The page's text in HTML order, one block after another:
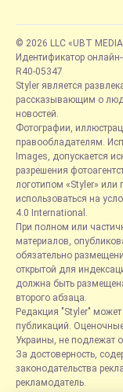
© 2026 LLC «UBT
Идентификатор
R40-05347
Styler является
рассказывающим о
новостей.
Фотографии,
правообладателям.
Images, допускается
разрешения
логотипом «Styler» или
использоваться на
4.0 International.
При полном или
материалов,
обязательно
открытой для
должна быть
второго абзаца.
Редакция "Styler" может
публикаций.
Украины, не подлежат
За достоверность,
законодательства
рекламодатель.